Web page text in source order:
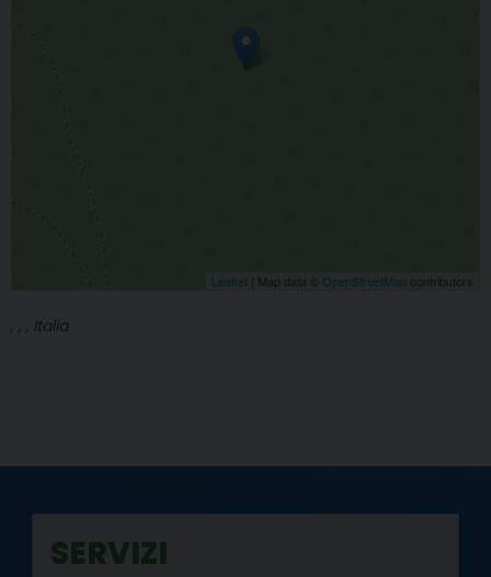
Leaflet | Map data © OpenStreetMap contributors
, , , Italia
SERVIZI